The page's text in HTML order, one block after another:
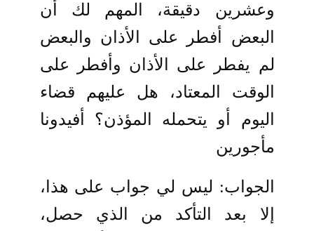
وعشرين دقيقة، المهم لك أن
البعض أفطر على الأذان والبعض
لم يفطر على الأذان وأفطر على
الوقت المعتاد، هل عليهم قضاء
اليوم أو يتحمله المؤذن؟ أفيدونا
مأجورين
الجواب: ليس لي جواب على هذا،
إلا بعد التأكد من الذي حصل،